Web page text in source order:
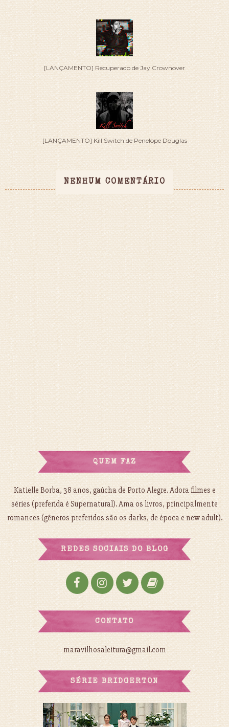
[LANÇAMENTO] Recuperado de Jay Crownover
[LANÇAMENTO] Kill Switch de Penelope Douglas
NENHUM COMENTÁRIO
QUEM FAZ
Katielle Borba, 38 anos, gaúcha de Porto Alegre. Adora filmes e
séries (preferida é Supernatural). Ama os livros, principalmente
romances (gêneros preferidos são os darks, de época e new adult).
REDES SOCIAIS DO BLOG
CONTATO
maravilhosaleitura@gmail.com
SÉRIE BRIDGERTON